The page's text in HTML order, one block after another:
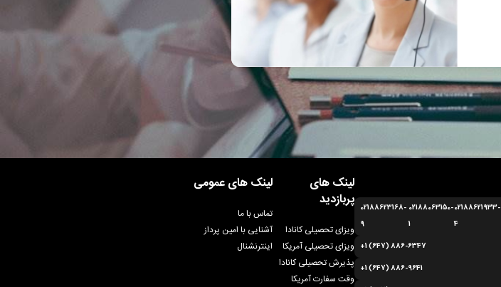
02188623168-
9
02188063150-
1
02188621933-
4
+1 (647) 886-6347
+1 (647) 886-9641
لینک های
پربازدید
ویزای تحصیلی کانادا
ویزای تحصیلی آمریکا
پذیرش تحصیلی کانادا
وقت سفارت آمریکا
لینک های عمومی
تماس با ما
آشنایی با امین پرداز
اینترنشنال